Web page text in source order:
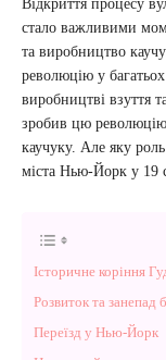
Відкриття процесу
стало важливими
та виробництво
революцію у
виробництві взуття
зробив цю
каучуку. Але яку роль
міста Нью-Йорк у 19
Історичне коріння
Розвиток та занепад
Переїзд у Нью-Йорк